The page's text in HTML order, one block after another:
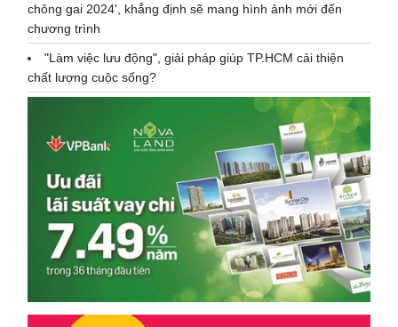
chông gai 2024', khẳng định sẽ mang hình ảnh mới đến
chương trình
"Làm việc lưu động", giải pháp giúp TP.HCM cải thiện
chất lượng cuộc sống?